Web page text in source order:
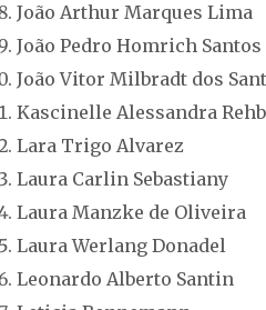
João Arthur Marques Lima
João Pedro Homrich Santos
João Vitor Milbradt dos
Kascinelle Alessandra
Lara Trigo Alvarez
Laura Carlin Sebastiany
Laura Manzke de Oliveira
Laura Werlang Donadel
Leonardo Alberto Santin